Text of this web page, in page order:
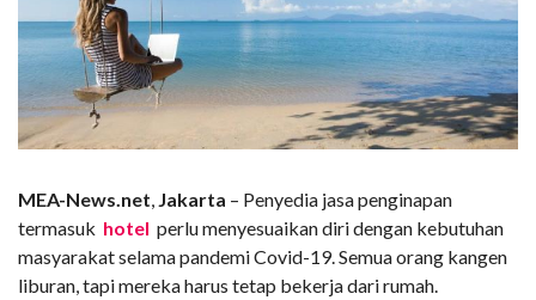
MEA-News.net, Jakarta – Penyedia jasa penginapan
termasuk hotel perlu menyesuaikan diri dengan kebutuhan
masyarakat selama pandemi Covid-19. Semua orang kangen
liburan, tapi mereka harus tetap bekerja dari rumah.